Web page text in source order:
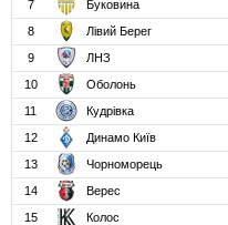
7
Буковина
8
Лівий Берег
9
ЛНЗ
10
Оболонь
11
Кудрівка
12
Динамо Київ
13
Чорноморець
14
Верес
15
Колос